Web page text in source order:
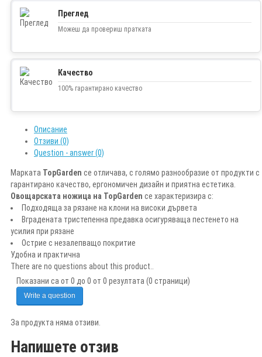
Преглед
Можеш да провериш пратката
Качество
100% гарантирано качество
Описание
Отзиви (0)
Question - answer (0)
Марката TopGarden се отличава, с голямо разнообразие от продукти с
гарантирано качество, ергономичен дизайн и приятна естетика.
Овощарската ножица на TopGarden се характеризира с:
Подходяща за рязане на клони на високи дървета
Вградената тристепенна предавка осигуряваща пестенето на
усилия при рязане
Острие с незалепващо покритие
Удобна и практична
There are no questions about this product..
Показани са от 0 до 0 от 0 резултата (0 страници)
Write a question
За продукта няма отзиви.
Напишете отзив